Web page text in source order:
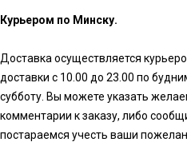
Курьером по Минску.
Доставка осуществляется
доставки с 10.00 до 23.00 по
субботу. Вы можете указать
комментарии к заказу, либо
постараемся учесть ваши